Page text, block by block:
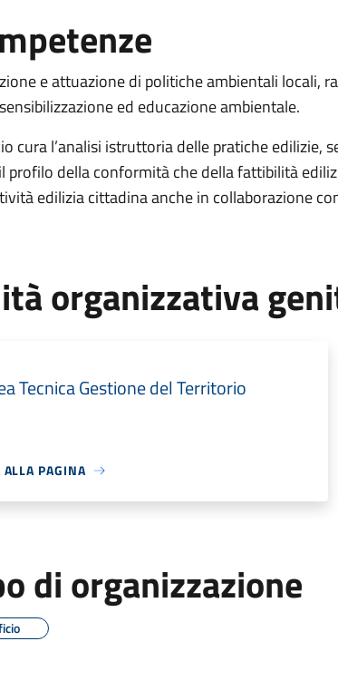
e attuazione di politiche ambientali locali,
ed educazione ambientale.
cura l’analisi istruttoria delle pratiche edilizie,
profilo della conformità che della fattibilità
edilizia cittadina anche in collaborazione
organizzativa
Tecnica Gestione del Territorio
ALLA PAGINA
di organizzazione